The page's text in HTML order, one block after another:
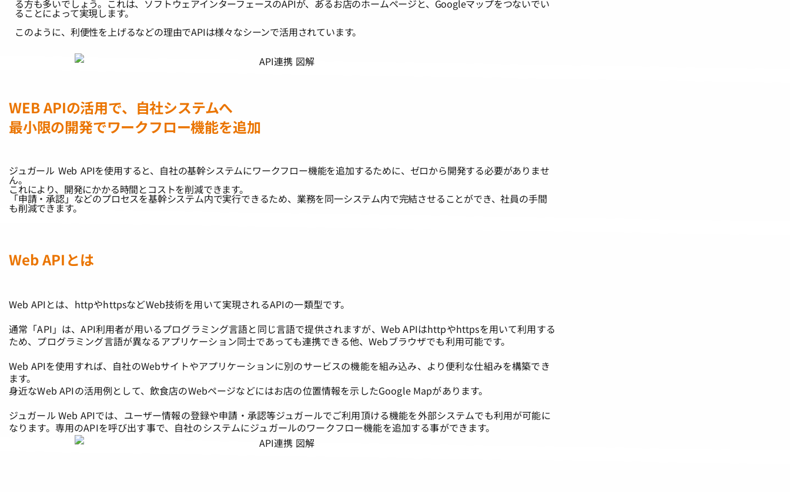
る方も多いでしょう。これは、ソフトウェアインターフェースのAPIが、あるお店のホームページと、Googleマップをつないでい
ることによって実現します。
このように、利便性を上げるなどの理由でAPIは様々なシーンで活用されています。
WEB APIの活用で、自社システムへ
最小限の開発でワークフロー機能を追加
ジュガール Web APIを使用すると、自社の基幹システムにワークフロー機能を追加するために、ゼロから開発する必要がありませ
ん。
これにより、開発にかかる時間とコストを削減できます。
「申請・承認」などのプロセスを基幹システム内で実行できるため、業務を同一システム内で完結させることができ、社員の手間
も削減できます。
Web APIとは
Web APIとは、httpやhttpsなどWeb技術を用いて実現されるAPIの一類型です。
通常「API」は、API利用者が用いるプログラミング言語と同じ言語で提供されますが、Web APIはhttpやhttpsを用いて利用する
ため、プログラミング言語が異なるアプリケーション同士であっても連携できる他、Webブラウザでも利用可能です。
Web APIを使用すれば、自社のWebサイトやアプリケーションに別のサービスの機能を組み込み、より便利な仕組みを構築でき
ます。
身近なWeb APIの活用例として、飲食店のWebページなどにはお店の位置情報を示したGoogle Mapがあります。
ジュガール Web APIでは、ユーザー情報の登録や申請・承認等ジュガールでご利用頂ける機能を外部システムでも利用が可能に
なります。専用のAPIを呼び出す事で、自社のシステムにジュガールのワークフロー機能を追加する事ができます。